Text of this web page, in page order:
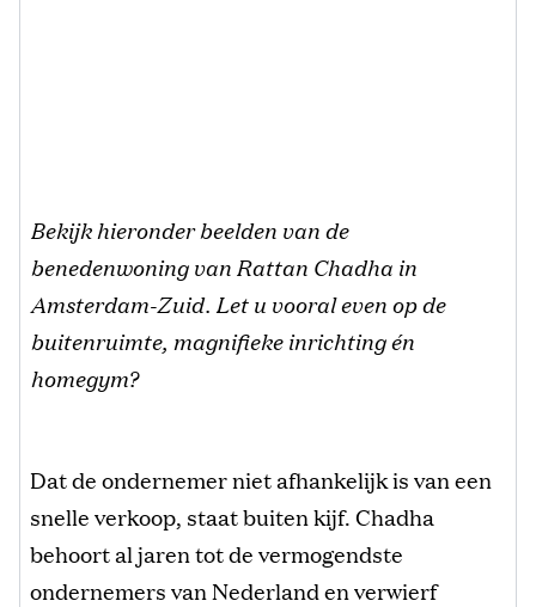
Bekijk hieronder beelden van de
benedenwoning van Rattan Chadha in
Amsterdam-Zuid. Let u vooral even op de
buitenruimte, magnifieke inrichting én
homegym?
Dat de ondernemer niet afhankelijk is van een
snelle verkoop, staat buiten kijf. Chadha
behoort al jaren tot de vermogendste
ondernemers van Nederland en verwierf